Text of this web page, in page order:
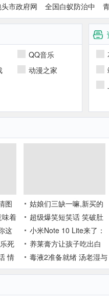
市政府网
全国白蚁防治中
心
QQ音乐
动漫之家
图
什
味着
亿
这
死
情
姑娘们三缺一嘛,新买的
妹子到货了
超级爆笑短笑话 笑破肚
皮的爆笑
小米Note 10 Lite来了：
骁龙730G 4月30日发布
养莱膏方让孩子吃出白
里透红
毒液2准备就绪 汤老湿与
小米确认回归